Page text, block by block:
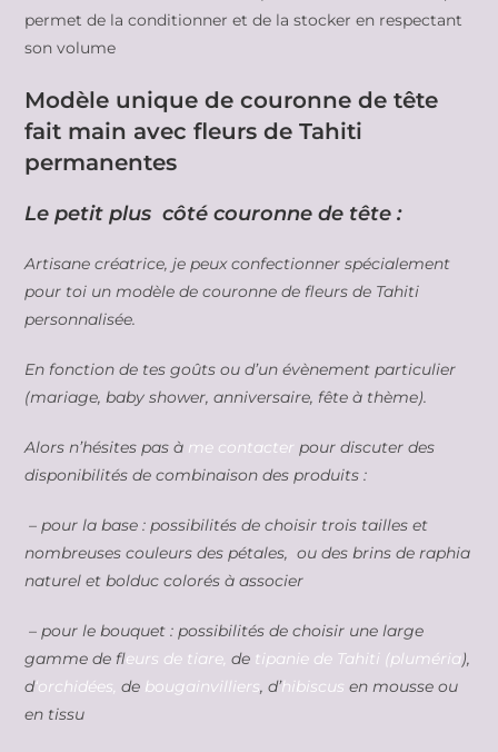
permet de la conditionner et de la stocker en respectant
son volume
Modèle unique de couronne de tête
fait main avec fleurs de Tahiti
permanentes
Le petit plus côté couronne de tête :
Artisane créatrice, je peux confectionner spécialement
pour toi un modèle de couronne de fleurs de Tahiti
personnalisée.
En fonction de tes goûts ou d’un évènement particulier
(mariage, baby shower, anniversaire, fête à thème).
Alors n’hésites pas à me contacter pour discuter des
disponibilités de combinaison des produits :
– pour la base : possibilités de choisir trois tailles et
nombreuses couleurs des pétales, ou des brins de raphia
naturel et bolduc colorés à associer
– pour le bouquet : possibilités de choisir une large
gamme de fleurs de tiare, de tipanie de Tahiti (pluméria),
d‘orchidées, de bougainvilliers, d’hibiscus en mousse ou
en tissu